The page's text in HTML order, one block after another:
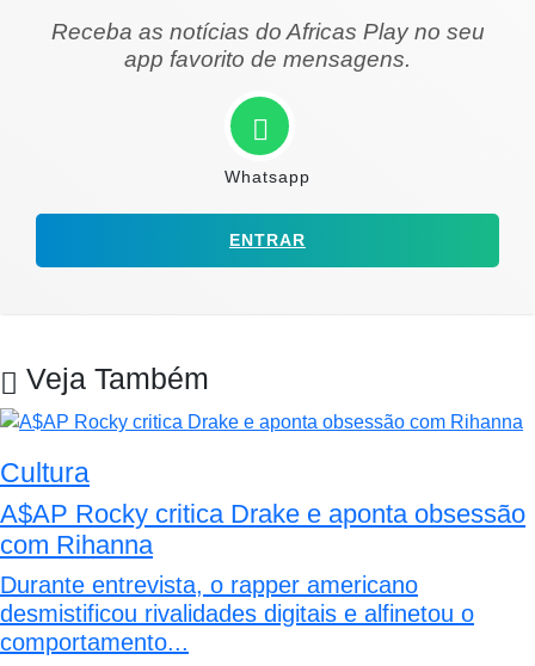
Receba as notícias do Africas Play no seu
app favorito de mensagens.
Whatsapp
ENTRAR
Veja Também
Cultura
A$AP Rocky critica Drake e aponta obsessão
com Rihanna
Durante entrevista, o rapper americano
desmistificou rivalidades digitais e alfinetou o
comportamento...